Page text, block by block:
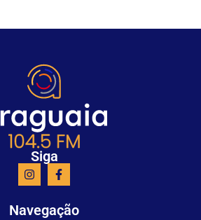
Siga
Navegação